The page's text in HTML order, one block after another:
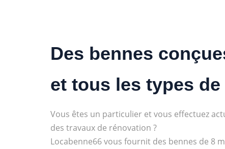
Des bennes
et tous les types
Vous êtes un particulier et vous effectuez
des travaux de rénovation ?
Locabenne66 vous fournit des bennes de 8